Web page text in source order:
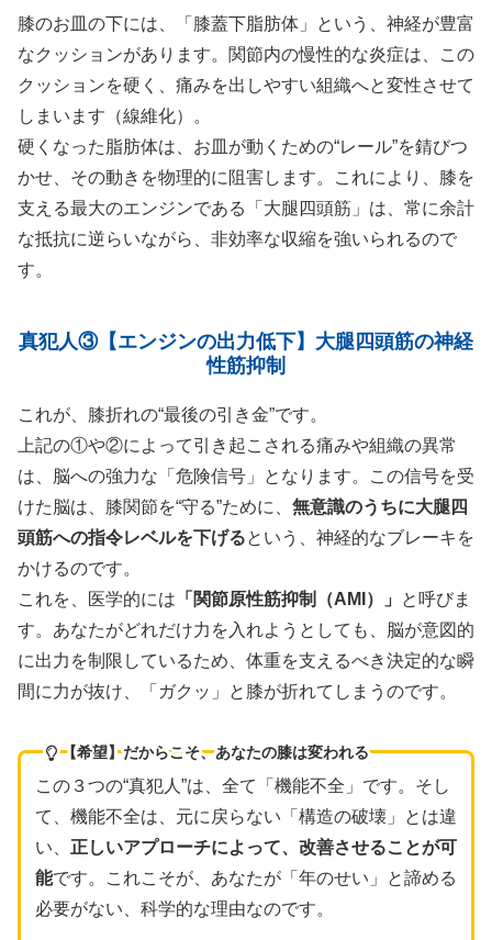
膝のお皿の下には、「膝蓋下脂肪体」という、神経が豊富
なクッションがあります。関節内の慢性的な炎症は、この
クッションを硬く、痛みを出しやすい組織へと変性させて
しまいます（線維化）。
硬くなった脂肪体は、お皿が動くための“レール”を錆びつ
かせ、その動きを物理的に阻害します。これにより、膝を
支える最大のエンジンである「大腿四頭筋」は、常に余計
な抵抗に逆らいながら、非効率な収縮を強いられるので
す。
真犯人③【エンジンの出力低下】大腿四頭筋の神経
性筋抑制
これが、膝折れの“最後の引き金”です。
上記の①や②によって引き起こされる痛みや組織の異常
は、脳への強力な「危険信号」となります。この信号を受
けた脳は、膝関節を“守る”ために、 無意識のうちに大腿四
頭筋への指令レベルを下げるという、神経的なブレーキを
かけるのです。
これを、医学的には 「関節原性筋抑制（AMI）」
と呼びま
す。あなたがどれだけ力を入れようとしても、脳が意図的
に出力を制限しているため、体重を支えるべき決定的な瞬
間に力が抜け、「ガクッ」と膝が折れてしまうのです。
【希望】だからこそ、あなたの膝は変われる
この３つの“真犯人”は、全て「機能不全」です。そし
て、機能不全は、元に戻らない「構造の破壊」とは違
い、 正しいアプローチによって、改善させることが可
能です。これこそが、あなたが「年のせい」と諦める
必要がない、科学的な理由なのです。